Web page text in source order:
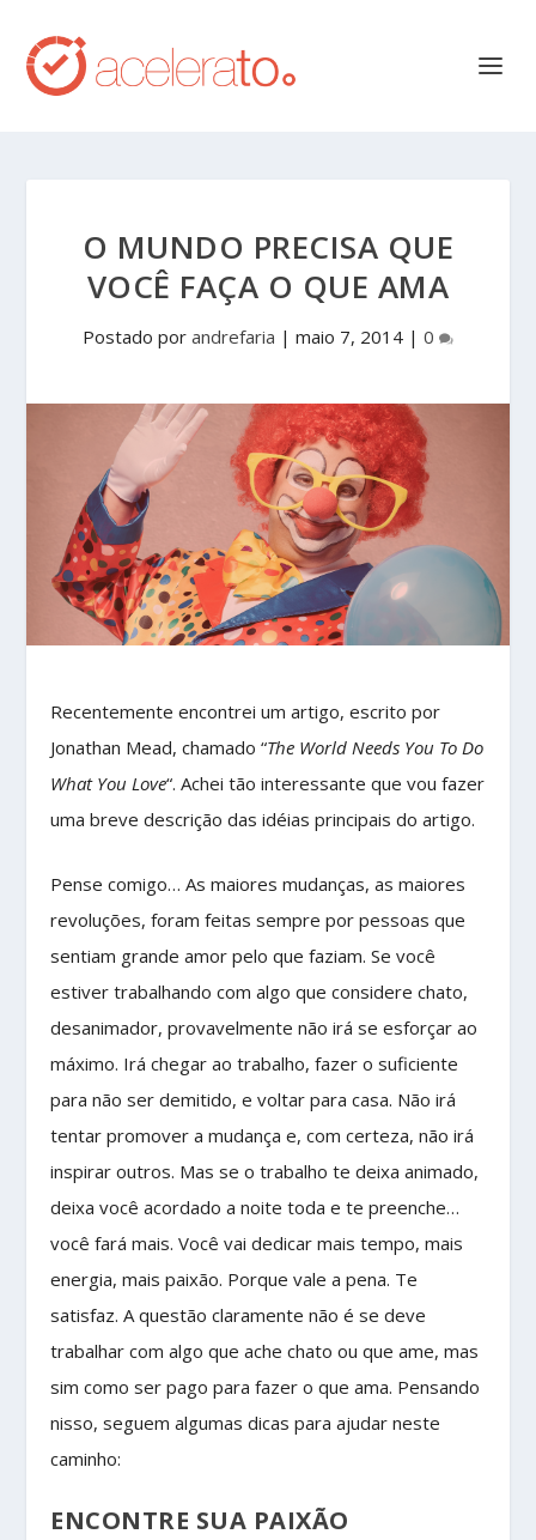
O MUNDO PRECISA QUE
VOCÊ FAÇA O QUE AMA
Postado por andrefaria | maio 7, 2014 | 0
Recentemente encontrei um artigo, escrito por
Jonathan Mead, chamado “The World Needs You To Do
What You Love“. Achei tão interessante que vou fazer
uma breve descrição das idéias principais do artigo.
Pense comigo… As maiores mudanças, as maiores
revoluções, foram feitas sempre por pessoas que
sentiam grande amor pelo que faziam. Se você
estiver trabalhando com algo que considere chato,
desanimador, provavelmente não irá se esforçar ao
máximo. Irá chegar ao trabalho, fazer o suficiente
para não ser demitido, e voltar para casa. Não irá
tentar promover a mudança e, com certeza, não irá
inspirar outros. Mas se o trabalho te deixa animado,
deixa você acordado a noite toda e te preenche…
você fará mais. Você vai dedicar mais tempo, mais
energia, mais paixão. Porque vale a pena. Te
satisfaz. A questão claramente não é se deve
trabalhar com algo que ache chato ou que ame, mas
sim como ser pago para fazer o que ama. Pensando
nisso, seguem algumas dicas para ajudar neste
caminho:
ENCONTRE SUA PAIXÃO